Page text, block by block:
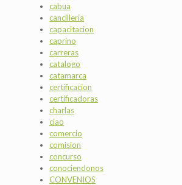
cabua
cancilleria
capacitacion
caprino
carreras
catalogo
catamarca
certificacion
certificadoras
charlas
ciao
comercio
comision
concurso
conociendonos
CONVENIOS